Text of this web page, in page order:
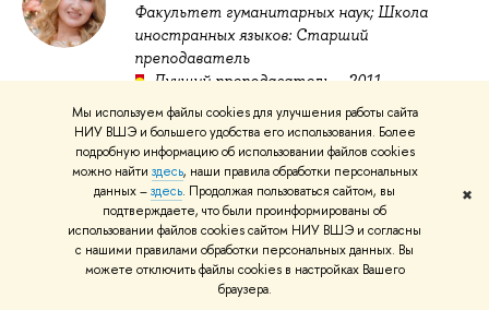
Мы используем файлы cookies для улучшения работы сайта
НИУ ВШЭ и большего удобства его использования. Более
подробную информацию об использовании файлов cookies
можно найти здесь, наши правила обработки персональных
данных –здесь. Продолжая пользоваться сайтом, вы
подтверждаете, что были проинформированы об
использовании файлов cookies сайтом НИУ ВШЭ и согласны
с нашими правилами обработки персональных данных. Вы
можете отключить файлы cookies в настройках Вашего
браузера.
✖
Факультет гуманитарных наук; Школа
иностранных языков: Старший
преподаватель
Лучший преподаватель – 2011
Foreign Language (French)(1-й курс, 1-4 модуль)
Иллерицкий Никита Игоревич